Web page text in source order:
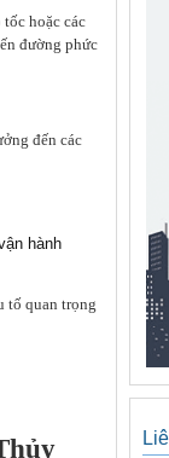
hoặc các
đường phức
đến các
hành
tố quan trọng